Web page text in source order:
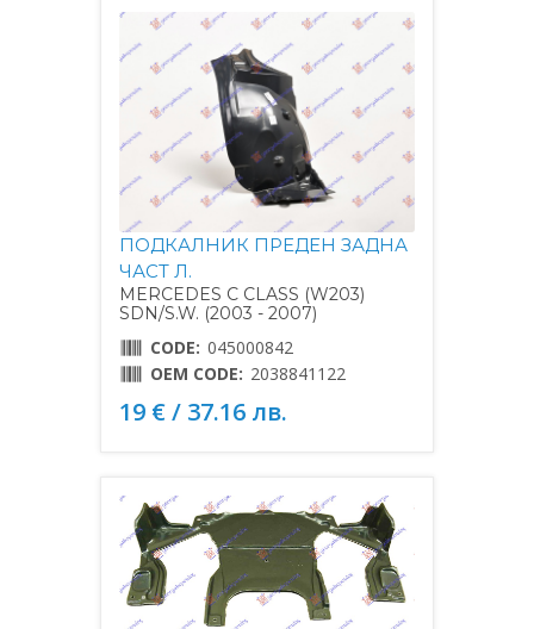
ПОДКАЛНИК ПРЕДЕН ЗАДНА
ЧАСТ Л.
MERCEDES C CLASS (W203)
SDN/S.W. (2003 - 2007)
CODE: 045000842
OEM CODE: 2038841122
19 € / 37.16 лв.